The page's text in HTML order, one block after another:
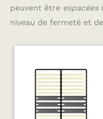
peuvent être espacées
niveau de fermeté et